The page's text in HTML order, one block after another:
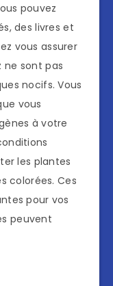
pouvez
des livres et
vous assurer
ne sont pas
nocifs. Vous
vous
à votre
les plantes
colorées. Ces
pour vos
peuvent